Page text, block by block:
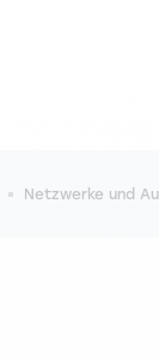
Netzwerke und